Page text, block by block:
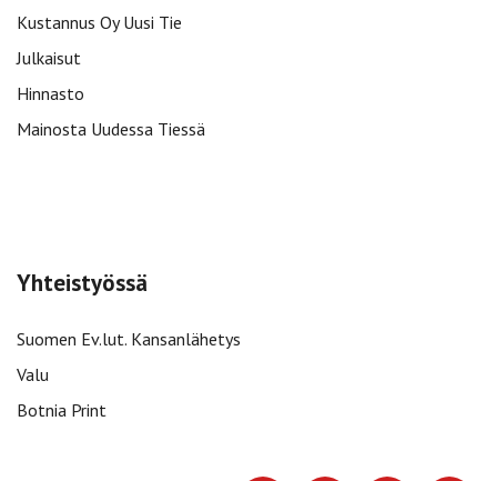
Kustannus Oy Uusi Tie
Julkaisut
Hinnasto
Mainosta Uudessa Tiessä
Yhteistyössä
Suomen Ev.lut. Kansanlähetys
Valu
Botnia Print